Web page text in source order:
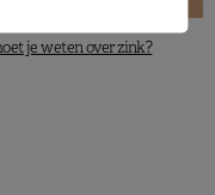
je weten over zink?